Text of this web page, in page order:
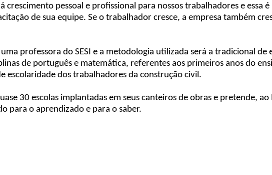
crescimento pessoal e profissional para nossos trabalhadores e essa
de sua equipe. Se o trabalhador cresce, a empresa também
professora do SESI e a metodologia utilizada será a tradicional
de português e matemática, referentes aos primeiros anos do
escolaridade dos trabalhadores da construção civil.
30 escolas implantadas em seus canteiros de obras e pretende,
para o aprendizado e para o saber.